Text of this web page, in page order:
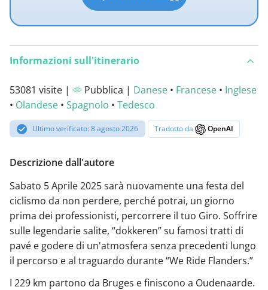
Informazioni sull'itinerario
53081 visite | Pubblica | Danese • Francese • Inglese
• Olandese • Spagnolo • Tedesco
Ultimo verificato: 8 agosto 2026 Tradotto da OpenAI
Descrizione dall'autore
Sabato 5 Aprile 2025 sarà nuovamente una festa del
ciclismo da non perdere, perché potrai, un giorno
prima dei professionisti, percorrere il tuo Giro. Soffrire
sulle legendarie salite, “dokkeren” su famosi tratti di
pavé e godere di un'atmosfera senza precedenti lungo
il percorso e al traguardo durante “We Ride Flanders.”
I 229 km partono da Bruges e finiscono a Oudenaarde.